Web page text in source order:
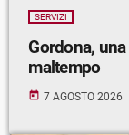
SERVIZI
Gordona,
maltempo
today 7 AGOSTO 2026